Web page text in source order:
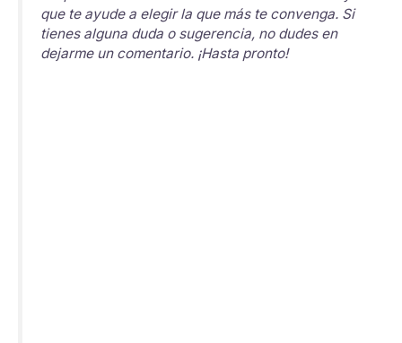
que te ayude a elegir la que más te convenga. Si
tienes alguna duda o sugerencia, no dudes en
dejarme un comentario. ¡Hasta pronto!